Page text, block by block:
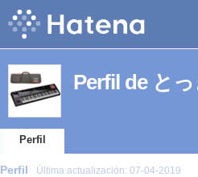
Perfil de と
Perfil
Perfil Última actualización: 07-04-2019